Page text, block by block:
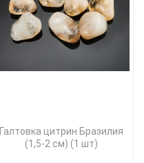
Галтовка цитрин Бразилия
(1,5-2 см) (1 шт)